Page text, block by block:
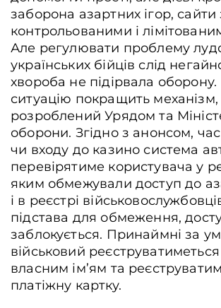
заборона азартних ігор, сайти
контрольованими і
Але регулювати проблему
українських бійців слід
хвороба не підірвала
ситуацію покращить механізм,
розроблений Урядом та
оборони. Згідно з анонсом, час
чи входу до казино система
перевірятиме користувача у
яким обмежували доступ до
і в реєстрі
підстава для обмеження,
заблокується. Принаймні за
військовий реєструватиметься
власним ім’ям та
платіжну картку.